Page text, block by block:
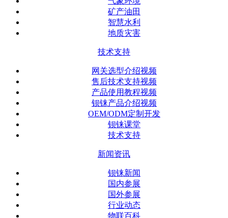
矿产油田
智慧水利
地质灾害
技术支持
网关选型介绍视频
售后技术支持视频
产品使用教程视频
钡铼产品介绍视频
OEM/ODM定制开发
钡铼课堂
技术支持
新闻资讯
钡铼新闻
国内参展
国外参展
行业动态
物联百科